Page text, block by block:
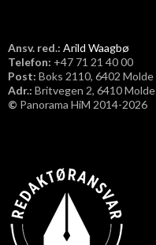
Ansv. red.: Arild Waagbø
Telefon: ​+47 71 21 40 00
Post: Boks 2110, 6402 Molde
Adr.: Britvegen 2, 6410 Molde
© Panorama HiM 2014-2026